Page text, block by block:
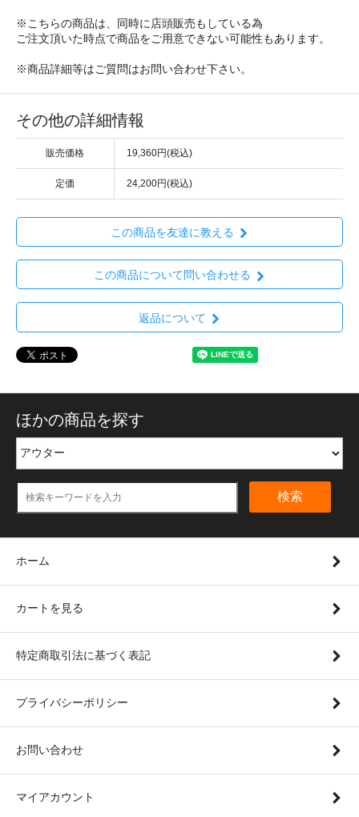
※こちらの商品は、同時に店頭販売もしている為
ご注文頂いた時点で商品をご用意できない可能性もあります。
※商品詳細等はご質問はお問い合わせ下さい。
その他の詳細情報
販売価格 19,360円(税込)
定価 24,200円(税込)
この商品を友達に教える
この商品について問い合わせる
返品について
ほかの商品を探す
検索
ホーム
カートを見る
特定商取引法に基づく表記
プライバシーポリシー
お問い合わせ
マイアカウント